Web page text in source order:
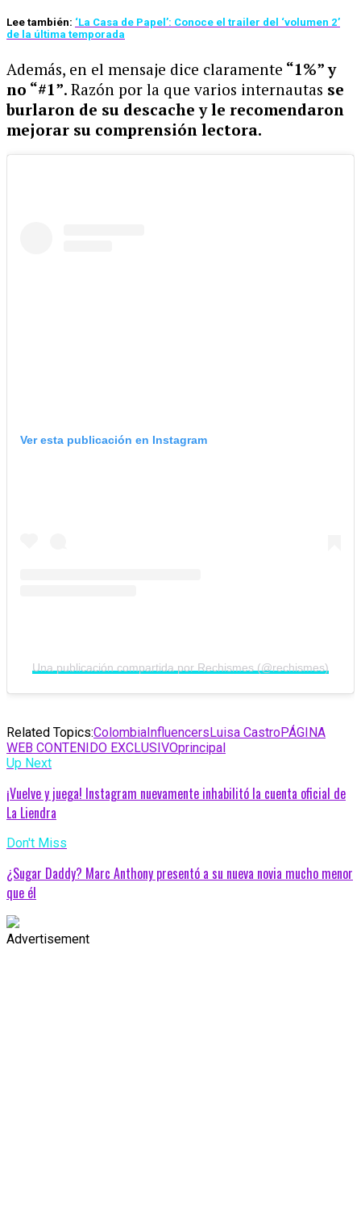
Lee también: ‘La Casa de Papel’: Conoce el trailer del ‘volumen 2’
de la última temporada
Además, en el mensaje dice claramente “1%” y
no “#1”. Razón por la que varios internautas se
burlaron de su descache y le recomendaron
mejorar su comprensión lectora.
Ver esta publicación en Instagram
Una publicación compartida por Rechismes (@rechismes)
Related Topics:ColombiaInfluencersLuisa CastroPÁGINA
WEB CONTENIDO EXCLUSIVOprincipal
Up Next
¡Vuelve y juega! Instagram nuevamente inhabilitó la cuenta oficial de
La Liendra
Don't Miss
¿Sugar Daddy? Marc Anthony presentó a su nueva novia mucho menor
que él
Advertisement